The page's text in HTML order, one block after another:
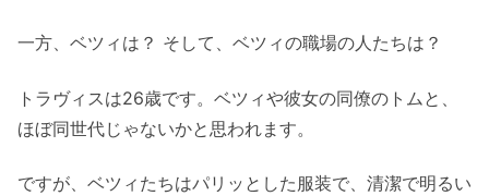
一方、ベツィは？ そして、ベツィの職場の人たちは？
トラヴィスは26歳です。ベツィや彼女の同僚のトムと、
ほぼ同世代じゃないかと思われます。
ですが、ベツィたちはパリッとした服装で、清潔で明るい